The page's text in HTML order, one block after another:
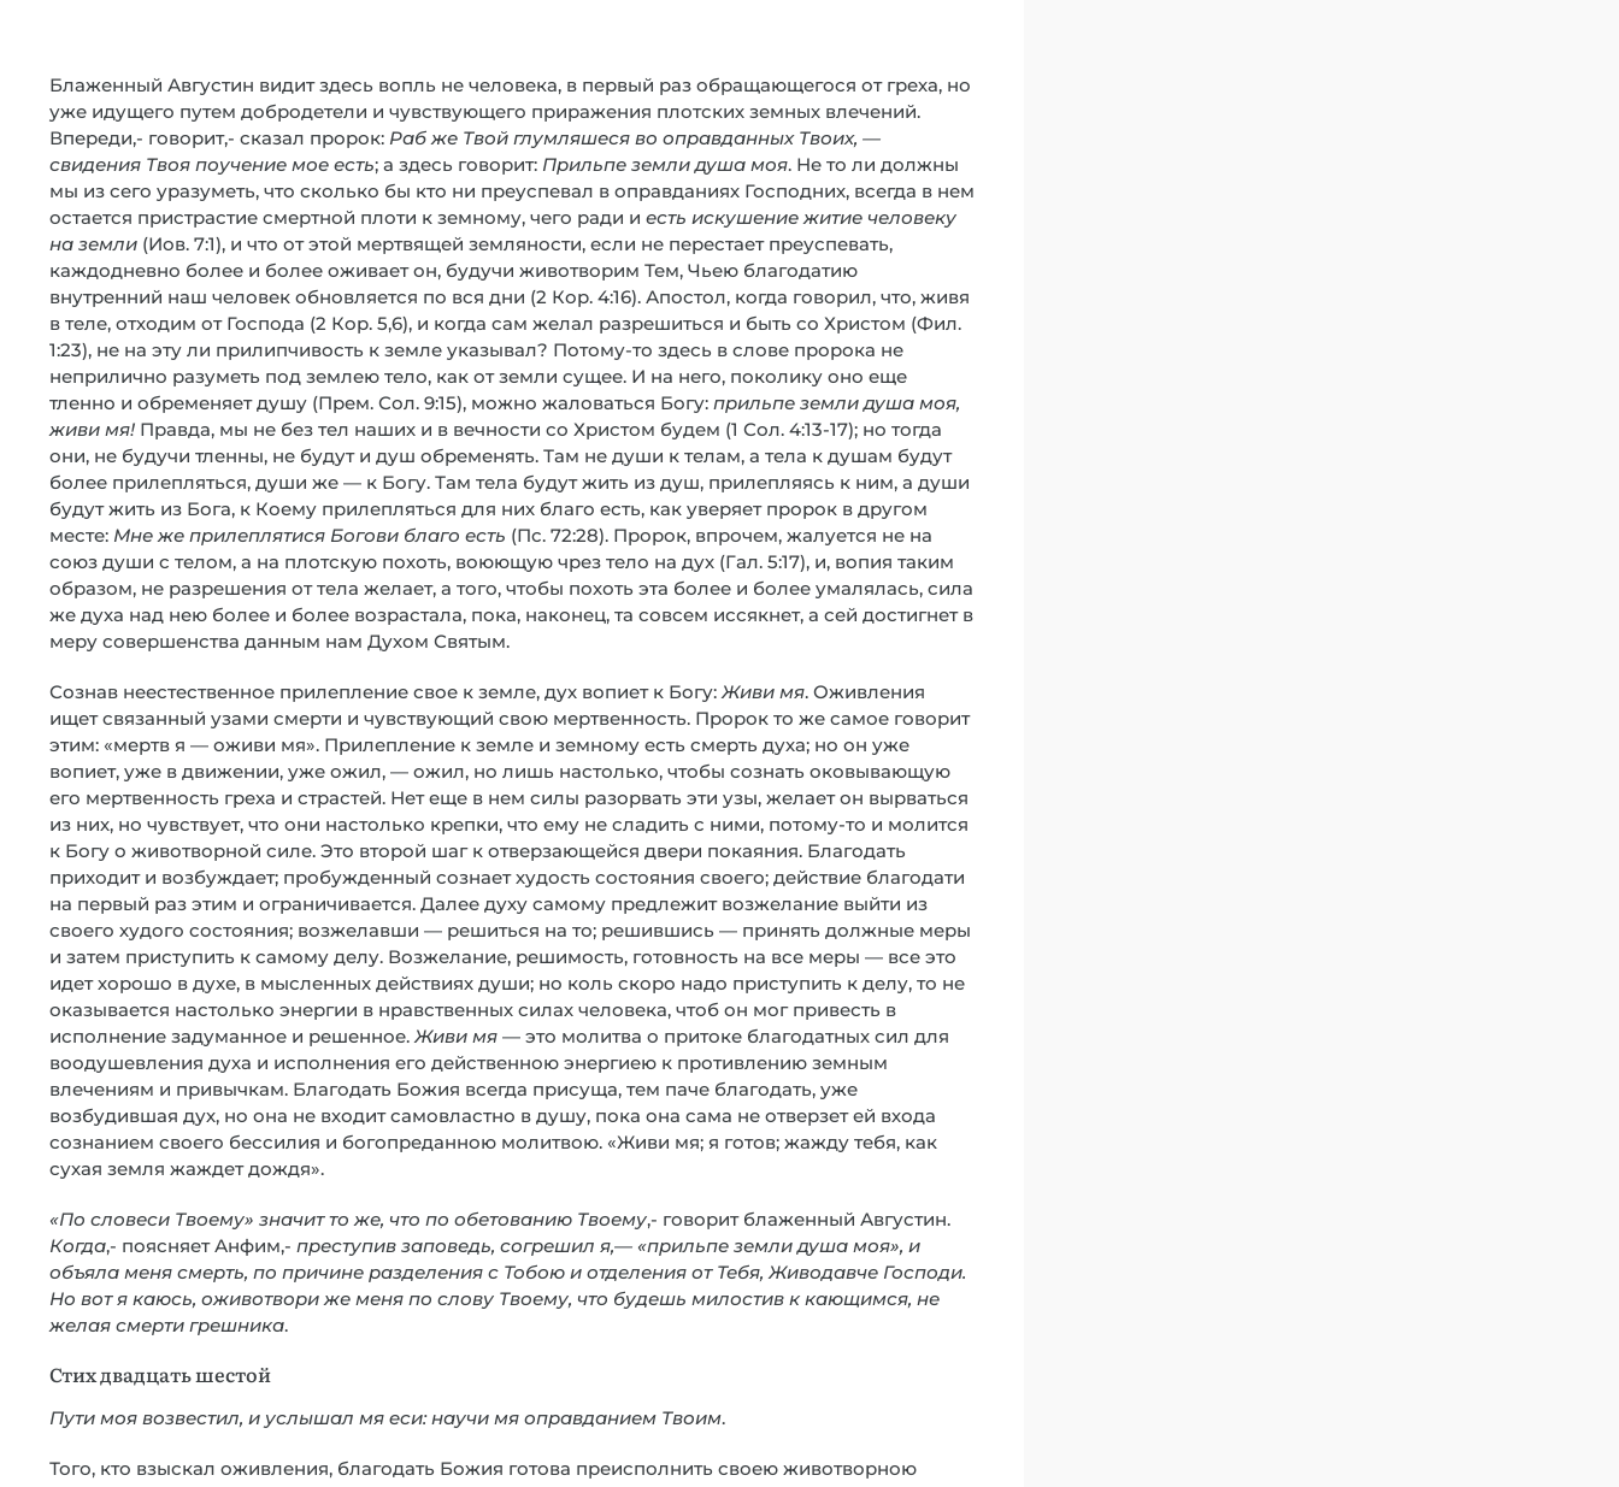
Блаженный Августин видит здесь вопль не человека, в первый раз обращающегося от греха, но
уже идущего путем добродетели и чувствующего приражения плотских земных влечений.
Впереди,- говорит,- сказал пророк: Раб же Твой глумляшеся во оправданных Твоих, —
свидения Твоя поучение мое есть; а здесь говорит: Прильпе земли душа моя. Не то ли должны
мы из сего уразуметь, что сколько бы кто ни преуспевал в оправданиях Господних, всегда в нем
остается пристрастие смертной плоти к земному, чего ради и есть искушение житие человеку
на земли (Иов. 7:1), и что от этой мертвящей земляности, если не перестает преуспевать,
каждодневно более и более оживает он, будучи животворим Тем, Чьею благодатию
внутренний наш человек обновляется по вся дни (2 Кор. 4:16). Апостол, когда говорил, что, живя
в теле, отходим от Господа (2 Кор. 5,6), и когда сам желал разрешиться и быть со Христом (Фил.
1:23), не на эту ли прилипчивость к земле указывал? Потому-то здесь в слове пророка не
неприлично разуметь под землею тело, как от земли сущее. И на него, поколику оно еще
тленно и обременяет душу (Прем. Сол. 9:15), можно жаловаться Богу: прильпе земли душа моя,
живи мя! Правда, мы не без тел наших и в вечности со Христом будем (1 Сол. 4:13-17); но тогда
они, не будучи тленны, не будут и душ обременять. Там не души к телам, а тела к душам будут
более прилепляться, души же — к Богу. Там тела будут жить из душ, прилепляясь к ним, а души
будут жить из Бога, к Коему прилепляться для них благо есть, как уверяет пророк в другом
месте: Мне же прилеплятися Богови благо есть (Пс. 72:28). Пророк, впрочем, жалуется не на
союз души с телом, а на плотскую похоть, воюющую чрез тело на дух (Гал. 5:17), и, вопия таким
образом, не разрешения от тела желает, а того, чтобы похоть эта более и более умалялась, сила
же духа над нею более и более возрастала, пока, наконец, та совсем иссякнет, а сей достигнет в
меру совершенства данным нам Духом Святым.
Сознав неестественное прилепление свое к земле, дух вопиет к Богу:Живи мя. Оживления
ищет связанный узами смерти и чувствующий свою мертвенность. Пророк то же самое говорит
этим: «мертв я — оживи мя». Прилепление к земле и земному есть смерть духа; но он уже
вопиет, уже в движении, уже ожил, — ожил, но лишь настолько, чтобы сознать оковывающую
его мертвенность греха и страстей. Нет еще в нем силы разорвать эти узы, желает он вырваться
из них, но чувствует, что они настолько крепки, что ему не сладить с ними, потому-то и молится
к Богу о животворной силе. Это второй шаг к отверзающейся двери покаяния. Благодать
приходит и возбуждает; пробужденный сознает худость состояния своего; действие благодати
на первый раз этим и ограничивается. Далее духу самому предлежит возжелание выйти из
своего худого состояния; возжелавши — решиться на то; решившись — принять должные меры
и затем приступить к самому делу. Возжелание, решимость, готовность на все меры — все это
идет хорошо в духе, в мысленных действиях души; но коль скоро надо приступить к делу, то не
оказывается настолько энергии в нравственных силах человека, чтоб он мог привесть в
исполнение задуманное и решенное.Живи мя — это молитва о притоке благодатных сил для
воодушевления духа и исполнения его действенною энергиею к противлению земным
влечениям и привычкам. Благодать Божия всегда присуща, тем паче благодать, уже
возбудившая дух, но она не входит самовластно в душу, пока она сама не отверзет ей входа
сознанием своего бессилия и богопреданною молитвою. «Живи мя; я готов; жажду тебя, как
сухая земля жаждет дождя».
«По словеси Твоему» значит то же, что по обетованию Твоему,- говорит блаженный Августин.
Когда,- поясняет Анфим,- преступив заповедь, согрешил я,— «прильпе земли душа моя», и
объяла меня смерть, по причине разделения с Тобою и отделения от Тебя, Живодавче Господи.
Но вот я каюсь, оживотвори же меня по слову Твоему, что будешь милостив к кающимся, не
желая смерти грешника.
Стих двадцать шестой
Пути моя возвестил, и услышал мя ecи: научи мя оправданием Твоим.
Того, кто взыскал оживления, благодать Божия готова преисполнить своею животворною